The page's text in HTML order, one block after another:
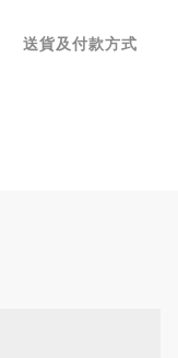
送貨及付款方式